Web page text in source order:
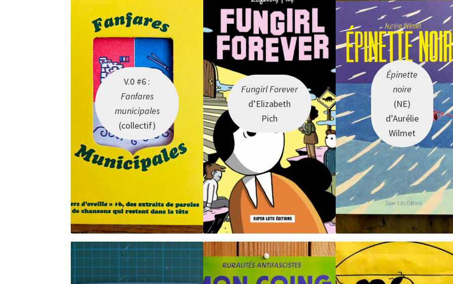
V.0 #6 :
Fanfares
municipales
(collectif)
Fungirl Forever
d’Elizabeth
Pich
Épinette
noire
(NE)
d’Aurélie
Wilmet